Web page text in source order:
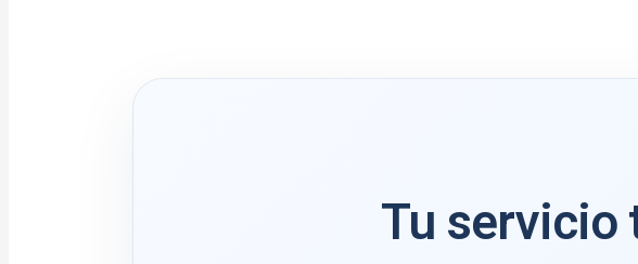
Tu servicio